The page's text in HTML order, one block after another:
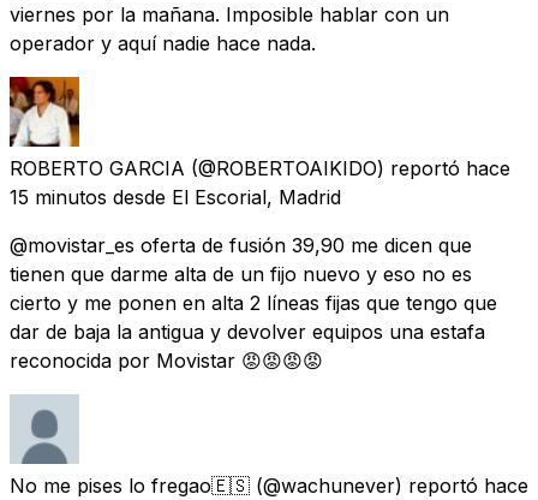
viernes por la mañana. Imposible hablar con un
operador y aquí nadie hace nada.
ROBERTO GARCIA (@ROBERTOAIKIDO) reportó hace
15 minutos desde El Escorial, Madrid
@movistar_es oferta de fusión 39,90 me dicen que
tienen que darme alta de un fijo nuevo y eso no es
cierto y me ponen en alta 2 líneas fijas que tengo que
dar de baja la antigua y devolver equipos una estafa
reconocida por Movistar 😡😡😡😡
No me pises lo fregao🇪🇸 (@wachunever) reportó hace